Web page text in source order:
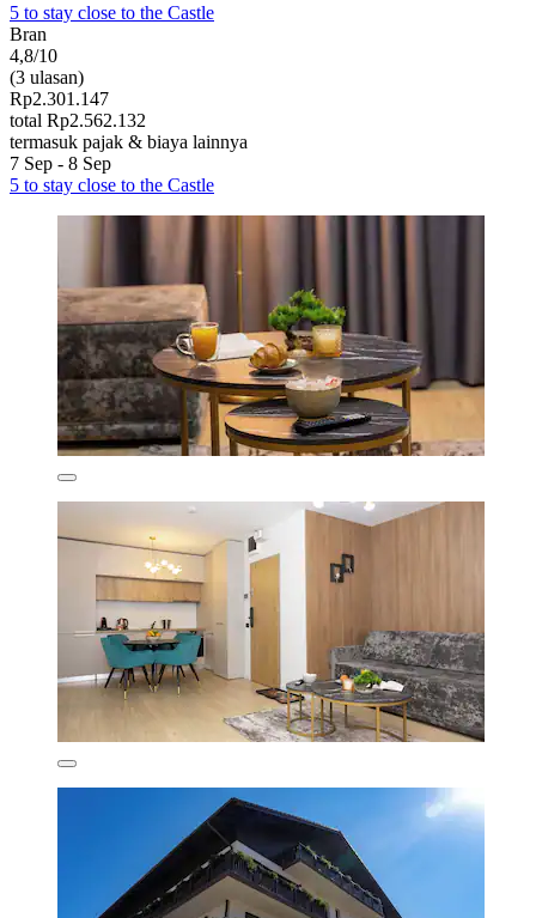
5 to stay close to the Castle
Bran
4,8/10
(3 ulasan)
Rp2.301.147
total Rp2.562.132
termasuk pajak & biaya lainnya
7 Sep - 8 Sep
5 to stay close to the Castle